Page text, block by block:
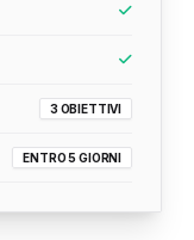
3 OBIETTIVI
ENTRO 5 GIORNI